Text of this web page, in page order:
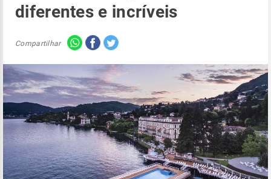
diferentes e incríveis
Compartilhar